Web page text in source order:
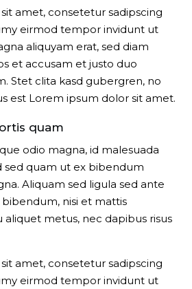
amet, consetetur sadipscing
eirmod tempor invidunt ut
aliquyam erat, sed diam
et accusam et justo duo
Stet clita kasd gubergren, no
est Lorem ipsum dolor sit amet.
quam
odio magna, id malesuada
sed quam ut ex bibendum
Aliquam sed ligula sed ante
nisi et mattis
metus, nec dapibus risus
amet, consetetur sadipscing
eirmod tempor invidunt ut